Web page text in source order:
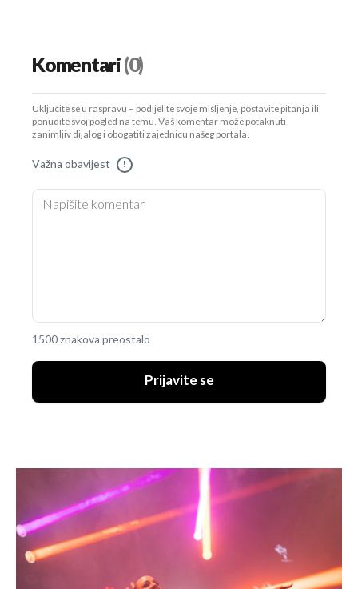
Komentari(0)
Uključite se u raspravu – podijelite svoje mišljenje, postavite pitanja ili
ponudite svoj pogled na temu. Vaš komentar može potaknuti
zanimljiv dijalog i obogatiti zajednicu našeg portala.
Važna obavijest !
1500 znakova preostalo
Prijavite se